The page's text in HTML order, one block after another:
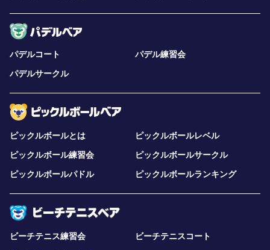
パデルコート
パデル練習会
パデルサークル
ピックルボールとは
ピックルボールレベル
ピックルボール練習会
ピックルボールサークル
ピックルボールパドル
ピックルボールランキング
ビーチテニス練習会
ビーチテニスコート